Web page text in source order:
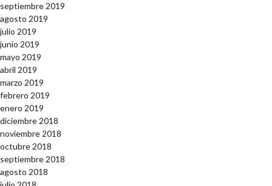
septiembre 2019
agosto 2019
julio 2019
junio 2019
mayo 2019
abril 2019
marzo 2019
febrero 2019
enero 2019
diciembre 2018
noviembre 2018
octubre 2018
septiembre 2018
agosto 2018